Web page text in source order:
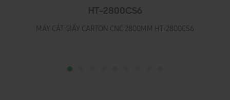
HT-2800CS6
MÁY CẮT GIẤY CARTON CNC 2800MM HT-2800CS6